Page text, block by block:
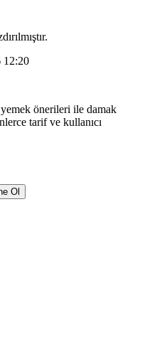
12:20
önerileri ile damak
tarif ve kullanıcı
Ol